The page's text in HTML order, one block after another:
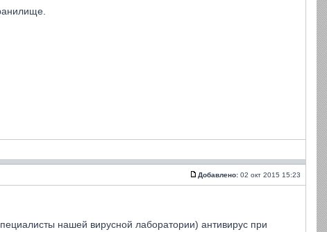
Добавлено: 02 окт 2015 15:23
нашей вирусной лаборатории) антивирус при